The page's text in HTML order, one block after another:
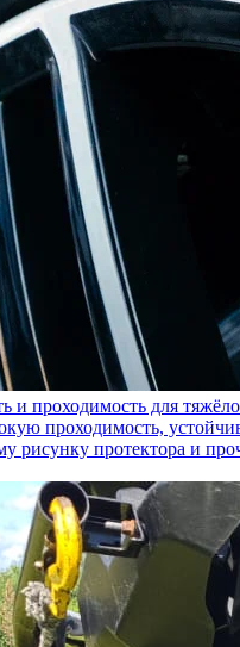
для
проходимость,
рисунку протектора и